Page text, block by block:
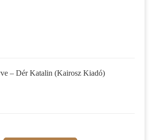
– Dér Katalin (Kairosz Kiadó)